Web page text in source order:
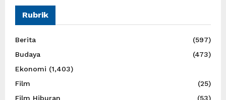
Rubrik
Berita
(597)
Budaya
(473)
Ekonomi (1,403)
Film
(25)
Film Hiburan
(53)